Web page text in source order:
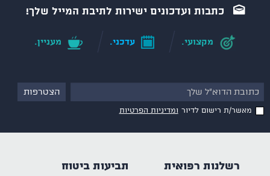
כתבות ועדכונים ישירות לתיבת המייל שלך!
מקצועי. עדכני. מעניין.
מאשר/ת רישום לדיור ומדיניות הפרטיות
רשלנות רפואית תביעות ביטוח